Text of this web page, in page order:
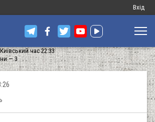
Меню
запису
Вхід
час 22:33
— 3